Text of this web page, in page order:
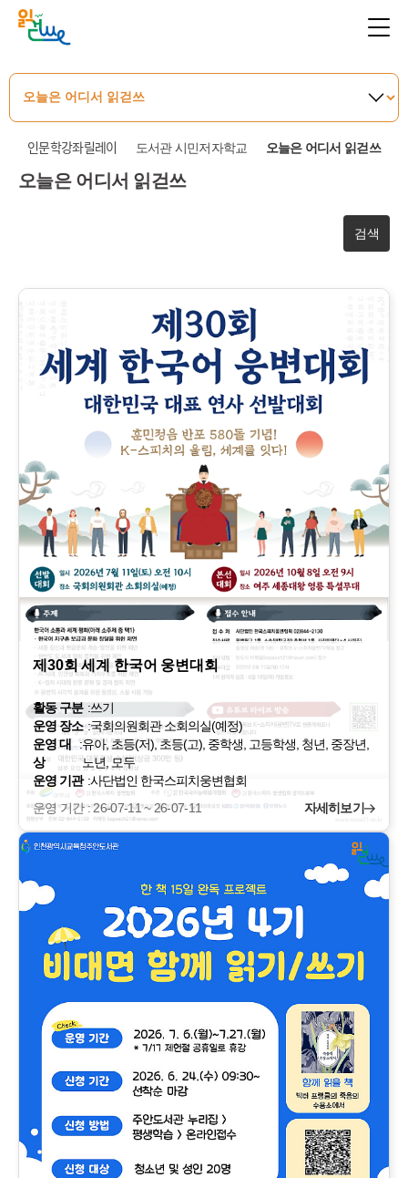
인문학강좌릴레이 도서관 시민저자학교 오늘은 어디서 읽걷쓰
오늘은 어디서 읽걷쓰
검색
제30회 세계 한국어 웅변대회
활동 구분 :쓰기
운영 장소 :국회의원회관 소회의실(예정)
운영 대
상
:유아, 초등(저), 초등(고), 중학생, 고등학생, 청년, 중장년,
노년, 모두
운영 기관 :사단법인 한국스피치웅변협회
운영 기간 : 26-07-11 ~ 26-07-11
자세히보기